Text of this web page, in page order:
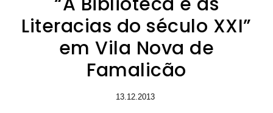
Literacias do século XXI”
em Vila Nova de
Famalicão
13.12.2013